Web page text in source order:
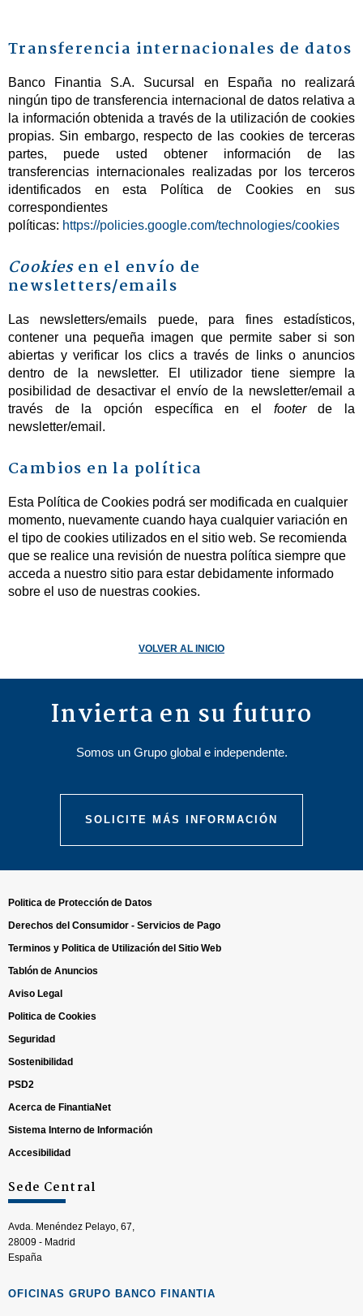
Transferencia internacionales de datos
Banco Finantia S.A. Sucursal en España no realizará
ningún tipo de transferencia internacional de datos relativa a
la información obtenida a través de la utilización de cookies
propias. Sin embargo, respecto de las cookies de terceras
partes, puede usted obtener información de las
transferencias internacionales realizadas por los terceros
identificados en esta Política de Cookies en sus
correspondientes
políticas: https://policies.google.com/technologies/cookies
Cookiesen el envío de
newsletters/emails
Las newsletters/emails puede, para fines estadísticos,
contener una pequeña imagen que permite saber si son
abiertas y verificar los clics a través de links o anuncios
dentro de la newsletter. El utilizador tiene siempre la
posibilidad de desactivar el envío de la newsletter/email a
través de la opción específica en el footerde la
newsletter/email.
Cambios en la política
Esta Política de Cookies podrá ser modificada en cualquier
momento, nuevamente cuando haya cualquier variación en
el tipo de cookies utilizados en el sitio web. Se recomienda
que se realice una revisión de nuestra política siempre que
acceda a nuestro sitio para estar debidamente informado
sobre el uso de nuestras cookies.
VOLVER AL INICIO
Invierta en su futuro
Somos un Grupo global e independente.
SOLICITE MÁS INFORMACIÓN
Politica de Protección de Datos
Derechos del Consumidor - Servicios de Pago
Terminos y Politica de Utilización del Sitio Web
Tablón de Anuncios
Aviso Legal
Politica de Cookies
Seguridad
Sostenibilidad
PSD2
Acerca de FinantiaNet
Sistema Interno de Información
Accesibilidad
Sede Central
Avda. Menéndez Pelayo, 67,
28009 - Madrid
España
OFICINAS GRUPO BANCO FINANTIA